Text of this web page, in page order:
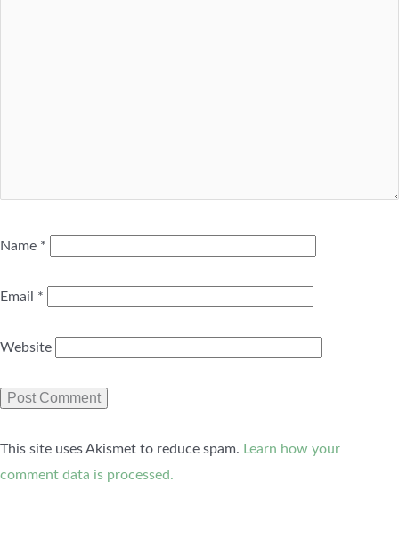
Name *
Email *
Website
This site uses Akismet to reduce spam. Learn how your
comment data is processed.